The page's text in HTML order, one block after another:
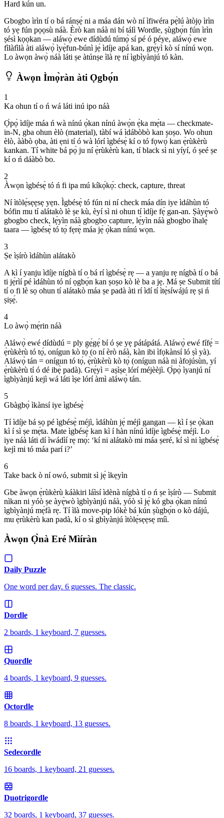
Hard kún un.
Gbogbo ìrìn tí o bá ránṣẹ́ ni a máa dán wò ní ìfiwéra pẹ̀lú àtòjọ ìrìn
tó yẹ fún pọọsù náà. Èrò kan náà ni bí tálì Wordle, ṣùgbọ́n fún ìrìn
ṣésì kọọkan — aláwọ̀ ewe dídùdú túmọ̀ sí pé ó péye, aláwọ̀ ewe
fìlàfìlà àti aláwọ̀ ìyẹ̀fun-búnì jẹ́ ìdíje apá kan, grẹ́yì kò sí nínú wọn.
Lo àwọn àwọ̀ náà láti ṣe àtúnṣe ìlà rẹ ní ìgbìyànjú tó kàn.
Àwọn Ìmọ̀ràn àti Ọgbọ́n
1
Ka ohun tí o ń wá láti inú ipo náà
Ọ̀pọ̀ ìdíje máa ń wà nínú ọ̀kan nínú àwọ̀n ẹ̀ka mẹ́ta — checkmate-
in-N, gba ohun èlò (material), tàbí wá ìdábòbò kan ṣoṣo. Wo ohun
èlò, ààbò ọba, àti ẹni tí ó wà lórí ìgbésẹ̀ kí o tó fọwọ́ kan ẹ̀rùkèrù
kankan. Tí white bá pọ̀ ju ní ẹ̀rùkèrù kan, tí black sì ni yíyí, ó ṣeé ṣe
kí o ń dáàbò bo.
2
Àwọn ìgbésẹ̀ tó ń fi ipa mú kíkọ́kọ́: check, capture, threat
Ní ìtòlẹ́sẹẹsẹ yẹn. Ìgbésẹ̀ tó fún ni ní check máa dín iye ìdáhùn tó
bófin mu tí alátakò lè ṣe kù, èyí sì ni ohun tí ìdíje fẹ́ gan-an. Ṣàyẹ̀wò
gbogbo check, lẹ́yìn náà gbogbo capture, lẹ́yìn náà gbogbo ìhalẹ̀
taara — ìgbésẹ̀ tó tọ́ fẹrẹ̀ máa jẹ́ ọ̀kan nínú wọn.
3
Ṣe ìṣírò ìdáhùn alátakò
A kì í yanju ìdíje nígbà tí o bá rí ìgbésẹ̀ rẹ — a yanju rẹ nígbà tí o bá
ti jẹ́rìí pé ìdáhùn tó ní ọgbọ́n kan ṣoṣo kò lè ba a jẹ. Má ṣe Submit títí
tí o fi lè sọ ohun tí alátakò máa ṣe padà àti rí ìdí tí ìtẹ̀síwájú rẹ ṣi ń
ṣiṣẹ́.
4
Lo àwọ̀ mẹ́rin náà
Aláwọ̀ ewé dídùdú = ply gẹ́gẹ́ bí ó ṣe yẹ pátápátá. Aláwọ̀ ewé fífẹ́ =
ẹ̀rùkèrù tó tọ́, onígun kò tọ́ (o ní èrò náà, kàn ibi ìfọkànsí ló ṣì yà).
Aláwọ̀ tán = onígun tó tọ́, ẹ̀rùkèrù kò tọ́ (onígun náà ni àfojúsùn, yí
ẹ̀rùkèrù tí ó dé ibẹ̀ padà). Grẹ́yì = aṣìṣe lórí méjèèjì. Ọ̀pọ̀ ìyanjú ní
ìgbìyànjú kejì wá láti ìṣe lórí àmì aláwọ̀ tán.
5
Gbàgbọ́ ìkànsí iye ìgbésẹ̀
Tí ìdíje bá sọ pé ìgbésẹ̀ méjì, ìdáhùn jẹ́ méjì gangan — kì í ṣe ọ̀kan
kì í sì ṣe mẹ́ta. Mate ìgbésẹ̀ kan kì í hàn nínú ìdíje ìgbésẹ̀ méjì. Lo
iye náà láti dí ìwádìí rẹ mọ́: ‘kí ni alátakò mi máa ṣeré, kí sì ni ìgbésẹ̀
kejì mi tó máa parí i?’
6
Take back ò ní owó, submit sì jẹ́ ìkẹyìn
Gbe àwọn ẹ̀rùkèrù káàkiri láìsí ìdènà nígbà tí o ń ṣe ìṣírò — Submit
nìkan ni yóò ṣe àyẹ̀wò ìgbìyànjú náà, yóò sì jẹ́ kó gba ọ̀kan nínú
ìgbìyànjú mẹ́fà rẹ. Tí ìlà move-pip lókè bá kún ṣùgbọ́n o kò dájú,
mu ẹ̀rùkèrù kan padà, kí o sì gbìyànjú ìtòlẹ́sẹẹsẹ míì.
Àwọn Ọ̀nà Eré Mìíràn
Daily Puzzle
One word per day. 6 guesses. The classic.
Dordle
2 boards, 1 keyboard, 7 guesses.
Quordle
4 boards, 1 keyboard, 9 guesses.
Octordle
8 boards, 1 keyboard, 13 guesses.
Sedecordle
16 boards, 1 keyboard, 21 guesses.
Duotrigordle
32 boards, 1 keyboard, 37 guesses.